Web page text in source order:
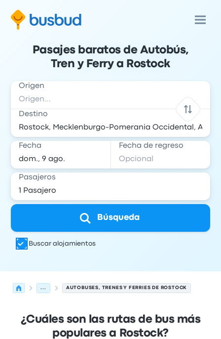
Pasajes baratos de Autobús,
Tren y Ferry a Rostock
Origen
Destino
Fecha Fecha de regreso
Pasajeros
Búsqueda
Buscar alojamientos
... AUTOBUSES, TRENES Y FERRIES DE ROSTOCK
¿Cuáles son las rutas de bus más
populares a Rostock?